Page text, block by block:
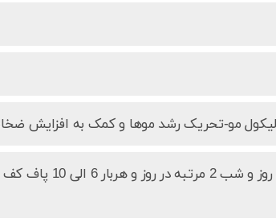
مو-تحریک رشد موها و کمک به افزایش
از محلول ضد